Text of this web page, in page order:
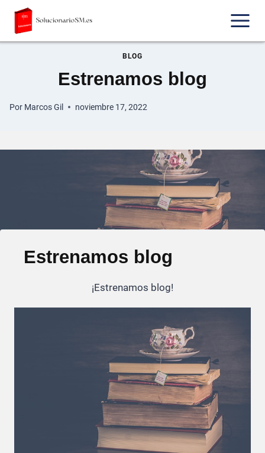
Saltar
contenido
BLOG
Estrenamos blog
Por Marcos Gil noviembre 17, 2022
Estrenamos blog
¡Estrenamos blog!